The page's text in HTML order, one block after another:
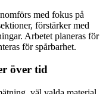
med fokus på
förstärker med
Arbetet planeras för
för spårbarhet.
över tid